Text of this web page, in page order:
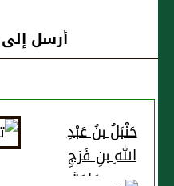
أرسل
حَنْبَلُ بنُ عَبْدِ
اللهِ بنِ فَرَجِ
بنِ سَعَادَةَ